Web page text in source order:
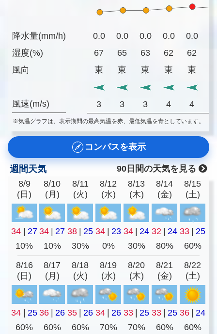
降水量(mm/h)
湿度(%)
風向
風速(m/s)
0.0 0.0 0.0 0.0 0.0
67
65 63 62 62
東
東 東 東 東
3 3 3 4 4
※気温グラフは、表示期間の最高気温を赤、最低気温を青としています。
コンパスを表示
週間天気
90日間の天気を見る
8/9
(日)
8/10
(月)
8/11
(火)
8/12
(水)
8/13
(木)
8/14
(金)
8/15
(土)
34 27 34 27 38 25 34 23 34 24 32 24 33
25
10%
10% 30% 0% 30% 80% 60%
8/16
(日)
8/17
(月)
8/18
(火)
8/19
(水)
8/20
(木)
8/21
(金)
8/22
(土)
34 25 36 26 35 26 34 26 33 25 33 25 36
24
60%
60% 60% 70% 70% 60%
60%